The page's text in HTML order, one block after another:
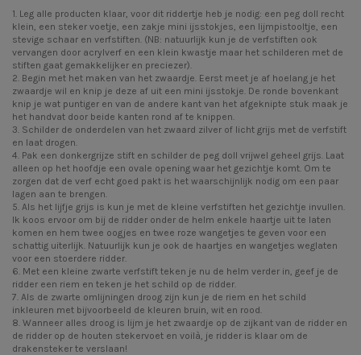
1. Leg alle producten klaar, voor dit riddertje heb je nodig: een peg doll recht
klein , een steker voetje , een zakje mini ijsstokjes , een lijmpistooltje , een
stevige schaar en verfstiften. (NB: natuurlijk kun je de verfstiften ook
vervangen door acrylverf en een klein kwastje maar het schilderen met de
stiften gaat gemakkelijker en preciezer).
2. Begin met het maken van het zwaardje. Eerst meet je af hoelang je het
zwaardje wil en knip je deze af uit een mini ijsstokje. De ronde bovenkant
knip je wat puntiger en van de andere kant van het afgeknipte stuk maak je
het handvat door beide kanten rond af te knippen.
3. Schilder de onderdelen van het zwaard zilver of licht grijs met de verfstift
en laat drogen.
4. Pak een donkergrijze stift en schilder de peg doll vrijwel geheel grijs. Laat
alleen op het hoofdje een ovale opening waar het gezichtje komt. Om te
zorgen dat de verf echt goed pakt is het waarschijnlijk nodig om een paar
lagen aan te brengen.
5. Als het lijfje grijs is kun je met de kleine verfstiften het gezichtje invullen.
Ik koos ervoor om bij de ridder onder de helm enkele haartje uit te laten
komen en hem twee oogjes en twee roze wangetjes te geven voor een
schattig uiterlijk. Natuurlijk kun je ook de haartjes en wangetjes weglaten
voor een stoerdere ridder.
6. Met een kleine zwarte verfstift teken je nu de helm verder in, geef je de
ridder een riem en teken je het schild op de ridder.
7. Als de zwarte omlijningen droog zijn kun je de riem en het schild
inkleuren met bijvoorbeeld de kleuren bruin, wit en rood.
8. Wanneer alles droog is lijm je het zwaardje op de zijkant van de ridder en
de ridder op de houten stekervoet en voilà, je ridder is klaar om de
drakensteker te verslaan!